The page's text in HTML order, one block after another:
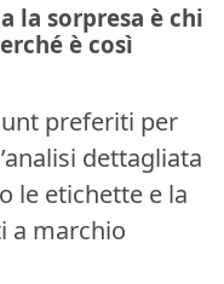
la sorpresa è chi
è così
preferiti per
dettagliata
le etichette e la
a marchio